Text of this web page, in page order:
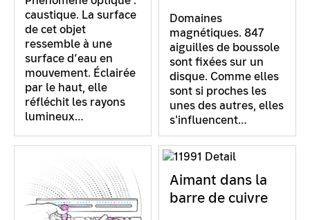
caustique. La surface
de cet objet
ressemble à une
surface d’eau en
mouvement. Éclairée
par le haut, elle
réfléchit les rayons
lumineux…
Domaines
magnétiques. 847
aiguilles de boussole
sont fixées sur un
disque. Comme elles
sont si proches les
unes des autres, elles
s'influencent…
Aimant dans la
barre de cuivre